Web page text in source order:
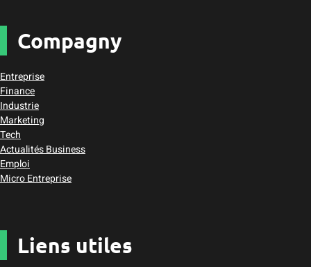
Compagny
Entreprise
Finance
Industrie
Marketing
Tech
Actualités Business
Emploi
Micro Entreprise
Liens utiles